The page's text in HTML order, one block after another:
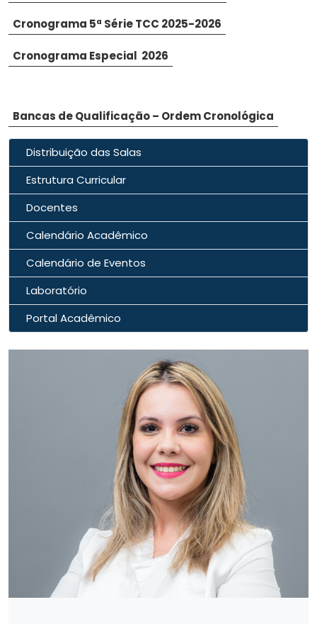
Cronograma 5ª Série TCC 2025-2026
Cronograma Especial 2026
Bancas de Qualificação – Ordem Cronológica
Distribuição das Salas
Estrutura Curricular
Docentes
Calendário Acadêmico
Calendário de Eventos
Laboratório
Portal Acadêmico